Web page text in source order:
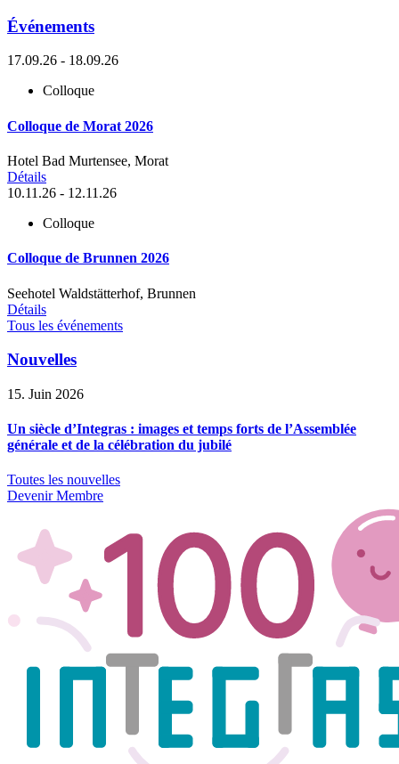
Événements
17.09.26 - 18.09.26
Colloque
Colloque de Morat 2026
Hotel Bad Murtensee, Morat
Détails
10.11.26 - 12.11.26
Colloque
Colloque de Brunnen 2026
Seehotel Waldstätterhof, Brunnen
Détails
Tous les événements
Nouvelles
15. Juin 2026
Un siècle d’Integras : images et temps forts de l’Assemblée
générale et de la célébration du jubilé
Toutes les nouvelles
Devenir Membre